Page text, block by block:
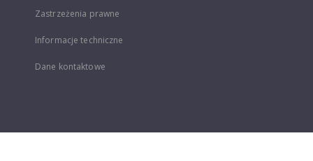
Zastrzeżenia prawne
Informacje techniczne
Dane kontaktowe